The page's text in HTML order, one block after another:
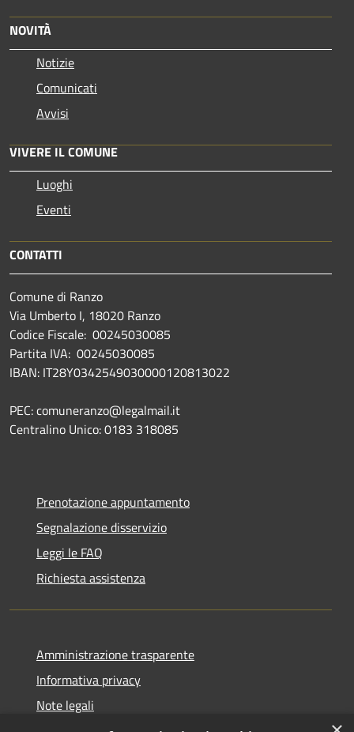
NOVITÀ
Notizie
Comunicati
Avvisi
VIVERE IL COMUNE
Luoghi
Eventi
CONTATTI
Comune di Ranzo
Via Umberto I, 18020 Ranzo
Codice Fiscale: 00245030085
Partita IVA: 00245030085
IBAN: IT28Y0342549030000120813022
PEC: comuneranzo@legalmail.it
Centralino Unico: 0183 318085
Prenotazione appuntamento
Segnalazione disservizio
Leggi le FAQ
Richiesta assistenza
Amministrazione trasparente
Informativa privacy
Note legali